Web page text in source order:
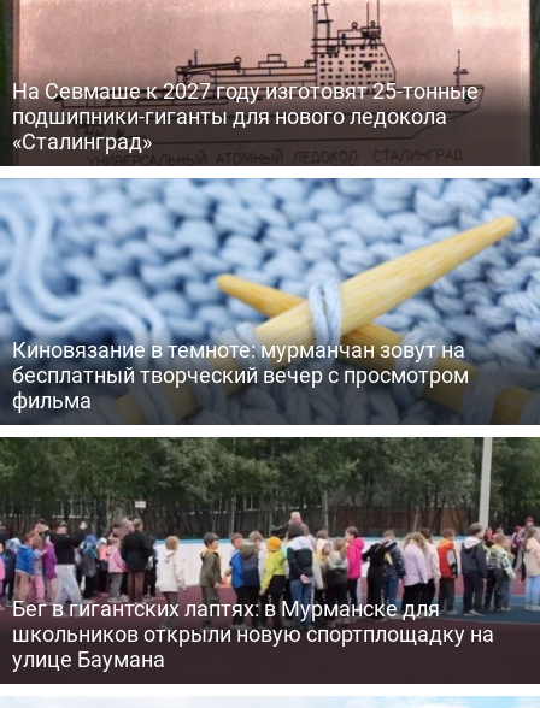
На Севмаше к 2027 году изготовят 25-тонные
подшипники-гиганты для нового ледокола
«Сталинград»
Киновязание в темноте: мурманчан зовут на
бесплатный творческий вечер с просмотром
фильма
Бег в гигантских лаптях: в Мурманске для
школьников открыли новую спортплощадку на
улице Баумана